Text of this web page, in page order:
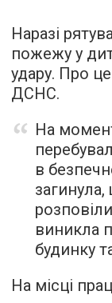
Наразі
пожежу у
удару. Про
ДСНС.
На
в
виникла
будинку
На місці